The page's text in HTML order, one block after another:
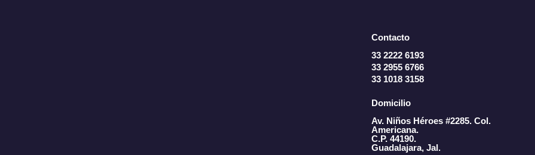
Contacto
33 2222 6193
33 2955 6766
33 1018 3158
Domicilio
Av. Niños Héroes #2285. Col.
Americana.
C.P. 44190.
Guadalajara, Jal.